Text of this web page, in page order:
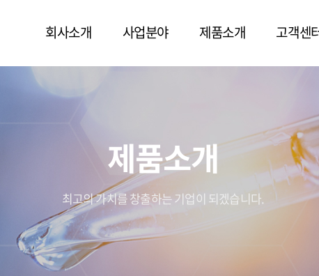
회사소개 사업분야 제품소개 고객센
제품소개
최고의 가치를 창출하는 기업이 되겠습니다.